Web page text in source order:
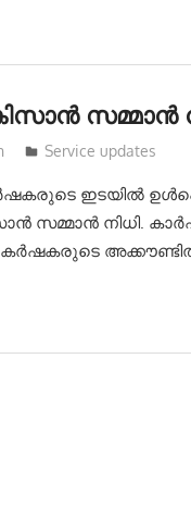
സമ്മാന്‍
Service updates
ഇടയിൽ
സമ്മാൻ നിധി.